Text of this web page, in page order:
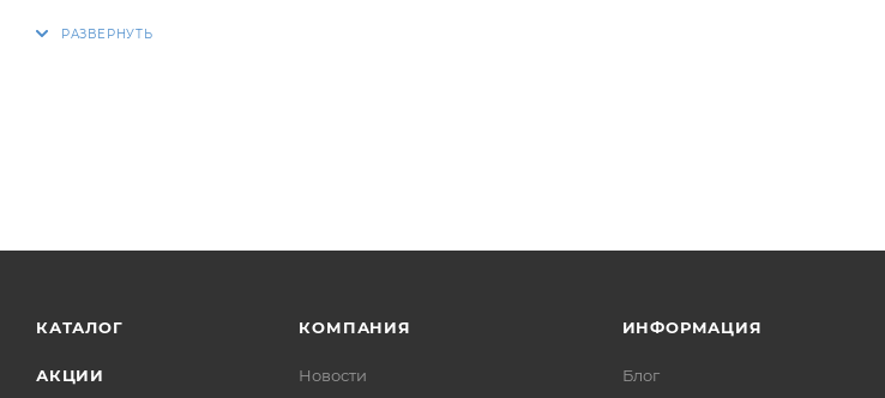
КАТАЛОГ
АКЦИИ
КОМПАНИЯ
Новости
ИНФОРМАЦИЯ
Блог